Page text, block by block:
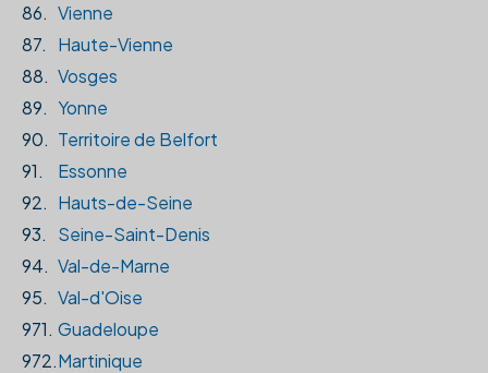
86. Vienne
87.
Haute-Vienne
88. Vosges
89. Yonne
90. Territoire de Belfort
91.
Essonne
92. Hauts-de-Seine
93.
Seine-Saint-Denis
94. Val-de-Marne
95. Val-d'Oise
971. Guadeloupe
972.Martinique